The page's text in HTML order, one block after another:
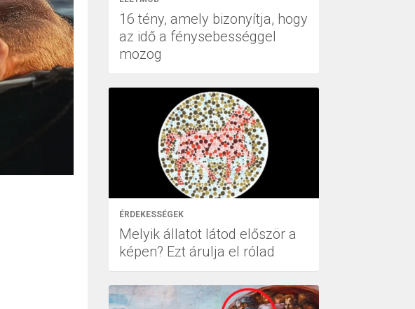
16 tény, amely bizonyítja, hogy
az idő a fénysebességgel
mozog
ÉRDEKESSÉGEK
Melyik állatot látod először a
képen? Ezt árulja el rólad